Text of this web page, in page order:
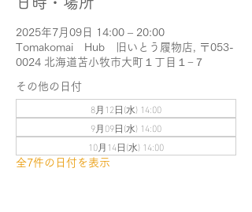
2025年7月09日 14:00 – 20:00
Tomakomai Hub 旧いとう履物店, 〒053-
0024 北海道苫小牧市大町１丁目１−７
その他の日付
8月12日(水) 14:00
9月09日(水) 14:00
10月14日(水) 14:00
全7件の日付を表示